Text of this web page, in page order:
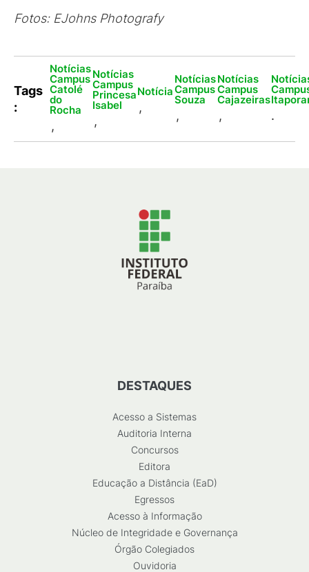
Fotos: EJohns Photografy
Tags
:
Notícias
Campus
Catolé
do
Rocha
,
Notícias
Campus
Princesa
Isabel
,
Notícia
,
Notícias
Campus
Souza
,
Notícias
Campus
Cajazeiras
, .
DESTAQUES
Acesso a Sistemas
Auditoria Interna
Concursos
Editora
Educação a Distância (EaD)
Egressos
Acesso à Informação
Núcleo de Integridade e Governança
Órgão Colegiados
Ouvidoria